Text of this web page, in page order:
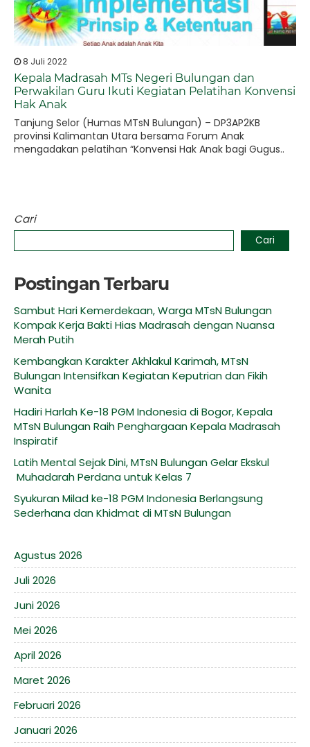
8 Juli 2022
Kepala Madrasah MTs Negeri Bulungan dan
Perwakilan Guru Ikuti Kegiatan Pelatihan Konvensi
Hak Anak
Tanjung Selor (Humas MTsN Bulungan) – DP3AP2KB
provinsi Kalimantan Utara bersama Forum Anak
mengadakan pelatihan “Konvensi Hak Anak bagi Gugus..
Cari
Cari
Postingan Terbaru
Sambut Hari Kemerdekaan, Warga MTsN Bulungan
Kompak Kerja Bakti Hias Madrasah dengan Nuansa
Merah Putih
Kembangkan Karakter Akhlakul Karimah, MTsN
Bulungan Intensifkan Kegiatan Keputrian dan Fikih
Wanita
Hadiri Harlah Ke-18 PGM Indonesia di Bogor, Kepala
MTsN Bulungan Raih Penghargaan Kepala Madrasah
Inspiratif
Latih Mental Sejak Dini, MTsN Bulungan Gelar Ekskul
Muhadarah Perdana untuk Kelas 7
Syukuran Milad ke-18 PGM Indonesia Berlangsung
Sederhana dan Khidmat di MTsN Bulungan
Agustus 2026
Juli 2026
Juni 2026
Mei 2026
April 2026
Maret 2026
Februari 2026
Januari 2026